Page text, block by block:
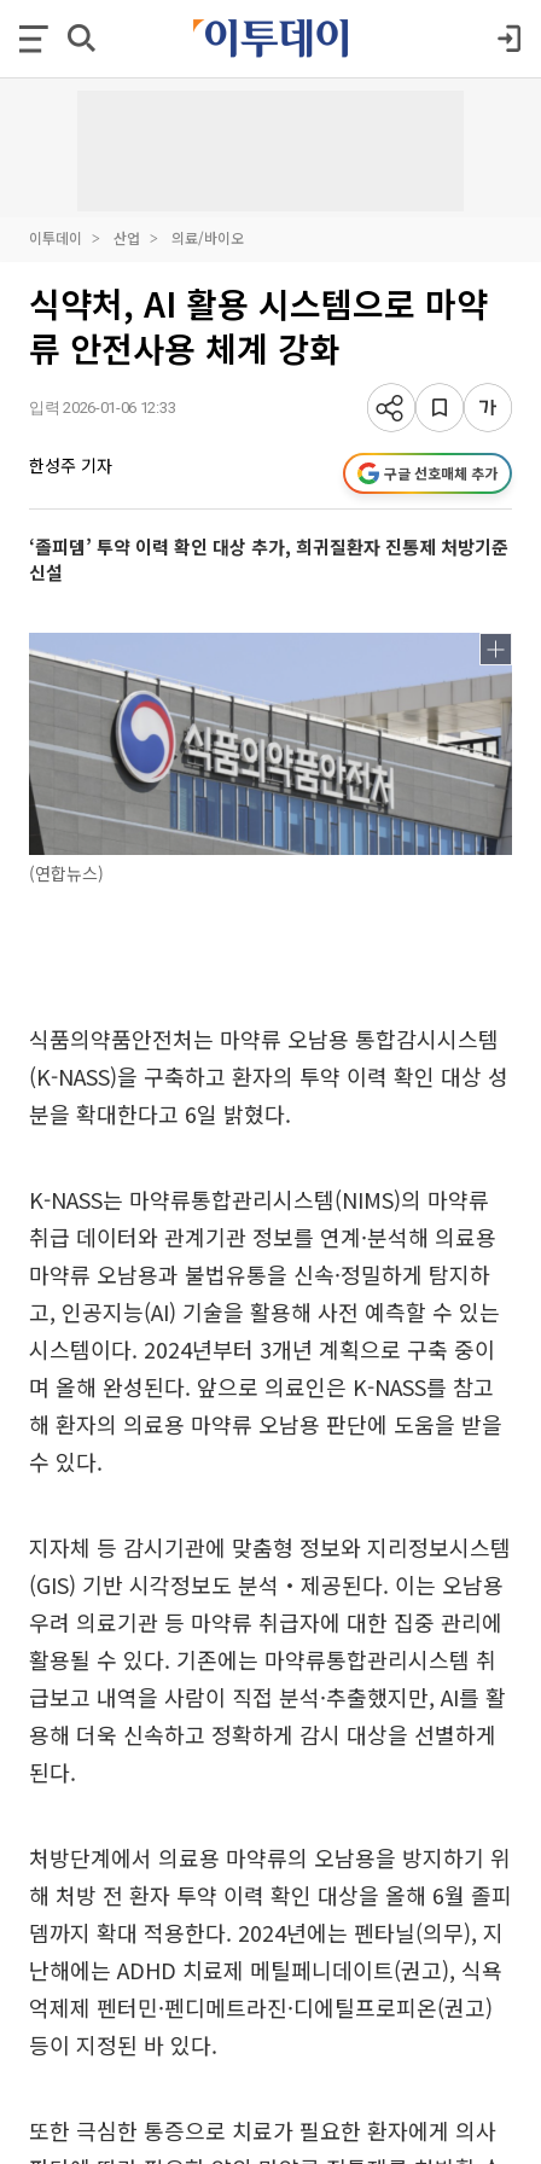
이투데이 산업 의료/바이오
식약처, AI 활용 시스템으로 마약
류 안전사용 체계 강화
입력 2026-01-06 12:33
한성주 기자 구글 선호매체 추가
‘졸피뎀’ 투약 이력 확인 대상 추가, 희귀질환자 진통제 처방기준
신설
(연합뉴스)
식품의약품안전처는 마약류 오남용 통합감시시스템
(K-NASS)을 구축하고 환자의 투약 이력 확인 대상 성
분을 확대한다고 6일 밝혔다.
K-NASS는 마약류통합관리시스템(NIMS)의 마약류
취급 데이터와 관계기관 정보를 연계·분석해 의료용
마약류 오남용과 불법유통을 신속·정밀하게 탐지하
고, 인공지능(AI) 기술을 활용해 사전 예측할 수 있는
시스템이다. 2024년부터 3개년 계획으로 구축 중이
며 올해 완성된다. 앞으로 의료인은 K-NASS를 참고
해 환자의 의료용 마약류 오남용 판단에 도움을 받을
수 있다.
지자체 등 감시기관에 맞춤형 정보와 지리정보시스템
(GIS) 기반 시각정보도 분석‧제공된다. 이는 오남용
우려 의료기관 등 마약류 취급자에 대한 집중 관리에
활용될 수 있다. 기존에는 마약류통합관리시스템 취
급보고 내역을 사람이 직접 분석·추출했지만, AI를 활
용해 더욱 신속하고 정확하게 감시 대상을 선별하게
된다.
처방단계에서 의료용 마약류의 오남용을 방지하기 위
해 처방 전 환자 투약 이력 확인 대상을 올해 6월 졸피
뎀까지 확대 적용한다. 2024년에는 펜타닐(의무), 지
난해에는 ADHD 치료제 메틸페니데이트(권고), 식욕
억제제 펜터민·펜디메트라진·디에틸프로피온(권고)
등이 지정된 바 있다.
또한 극심한 통증으로 치료가 필요한 환자에게 의사